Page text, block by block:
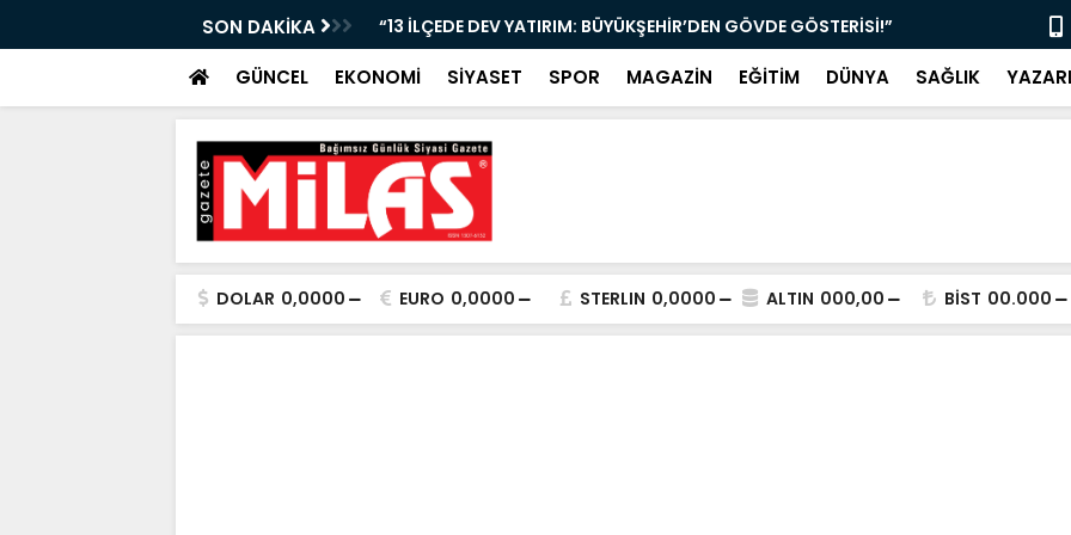
SON DAKİKA
KAYBETTİ, ŞARAMPOLE YUVARLANDI!” “13 İLÇEDE DEV YATIRIM: BÜYÜKŞEHİR’DEN GÖVDE GÖSTERİSİ!”
GÜNCEL EKONOMİ SİYASET SPOR MAGAZİN EĞİTİM DÜNYA SAĞLIK
DOLAR 0,0000 EURO 0,0000 STERLIN 0,0000 ALTIN 000,00 BİST 00.000